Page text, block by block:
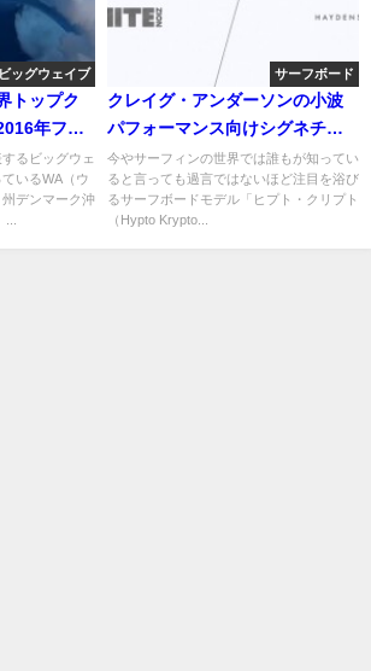
ビッグウェイブ
トップク
年ファ
ト
るビッグウェ
いるWA（ウ
デンマーク沖
サーフボード
クレイグ・アンダーソンの小波
パフォーマンス向けシグネチャ
ーモデル「ホワイト・ノイズ」
今やサーフィンの世界では誰もが知ってい
ると言っても過言ではないほど注目を浴び
るサーフボードモデル「ヒプト・クリプト
（Hypto Krypto...